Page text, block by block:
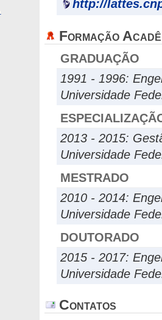
http://
Formação
GRADUAÇÃO
1991 - 1996:
Universidade
2013 - 2015:
Universidade
MESTRADO
2010 - 2014:
Universidade
DOUTORADO
2015 - 2017:
Universidade
Contatos